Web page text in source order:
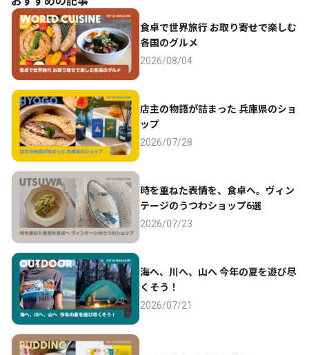
食卓で世界旅行 お取り寄せで楽しむ
各国のグルメ
2026/08/04
店主の物語が詰まった 兵庫県のショ
ップ
2026/07/28
時を重ねた表情を、食卓へ。ヴィン
テージのうつわショップ6選
2026/07/23
海へ、川へ、山へ 今年の夏を遊び尽
くそう！
2026/07/21